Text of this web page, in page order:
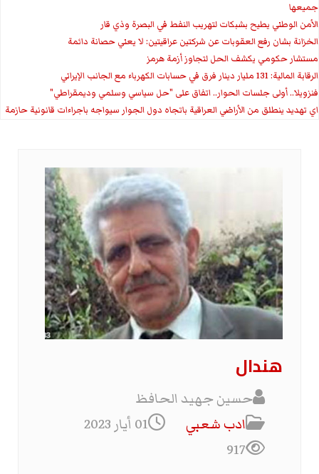
جميعها
الأمن الوطني يطيح بشبكات لتهريب النفط في البصرة وذي قار
الخزانة بشان رفع العقوبات عن شركتين عراقيتين: لا يعني حصانة دائمة
مستشار حكومي يكشف الحل لتجاوز أزمة هرمز
الرقابة المالية: 131 مليار دينار فرق في حسابات الكهرباء مع الجانب الإيراني
فنزويلا.. أولى جلسات الحوار.. اتفاق على "حل سياسي وسلمي وديمقراطي"
اي تهديد ينطلق من الأراضي العراقية باتجاه دول الجوار سيواجه باجراءات قانونية حازمة
هندال
حسين جهيد الحافظ
ادب شعبي
01 أيار 2023
917